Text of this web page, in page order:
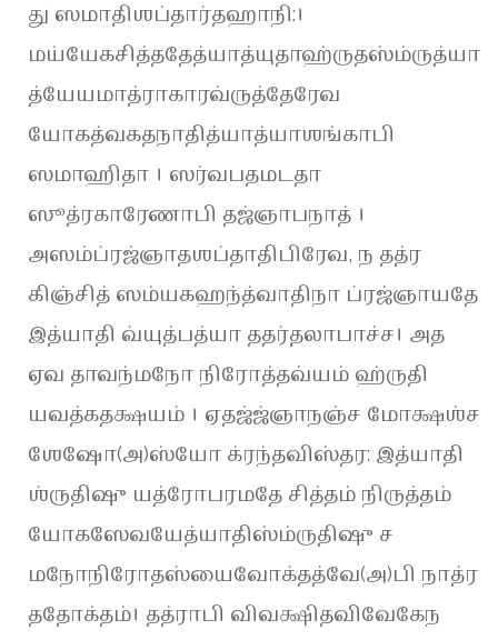
து ஸமாதிஶப்தார்தஹாநி:।
மய்யேகசித்ததேத்யாத்யுதாஹ்ருதஸ்ம்ருத்யா
த்யேயமாத்ராகாரவ்ருத்தேரேவ
யோகத்வகதநாதித்யாத்யாஶங்காபி
ஸமாஹிதா । ஸர்வபதமடதா
ஸூத்ரகாரேணாபி தஜ்ஞாபநாத் ।
அஸம்ப்ரஜ்ஞாதஶப்தாதிபிரேவ, ந தத்ர
கிஞ்சித் ஸம்யகஹந்த்வாதிநா ப்ரஜ்ஞாயதே
இத்யாதி வ்யுத்பத்யா ததர்தலாபாச்ச। அத
ஏவ தாவந்மநோ நிரோத்தவ்யம் ஹ்ருதி
யவத்கதக்ஷயம் । ஏதஜ்ஜ்ஞாநஞ்ச மோக்ஷஶ்ச
ஶேஷோ(அ)ஸ்யோ க்ரந்தவிஸ்தர: இத்யாதி
ஶ்ருதிஷு யத்ரோபரமதே சித்தம் நிருத்தம்
யோகஸேவயேத்யாதிஸ்ம்ருதிஷு ச
மநோநிரோதஸ்யைவோக்தத்வே(அ)பி நாத்ர
ததோக்தம்। தத்ராபி விவக்ஷிதவிவேகேந